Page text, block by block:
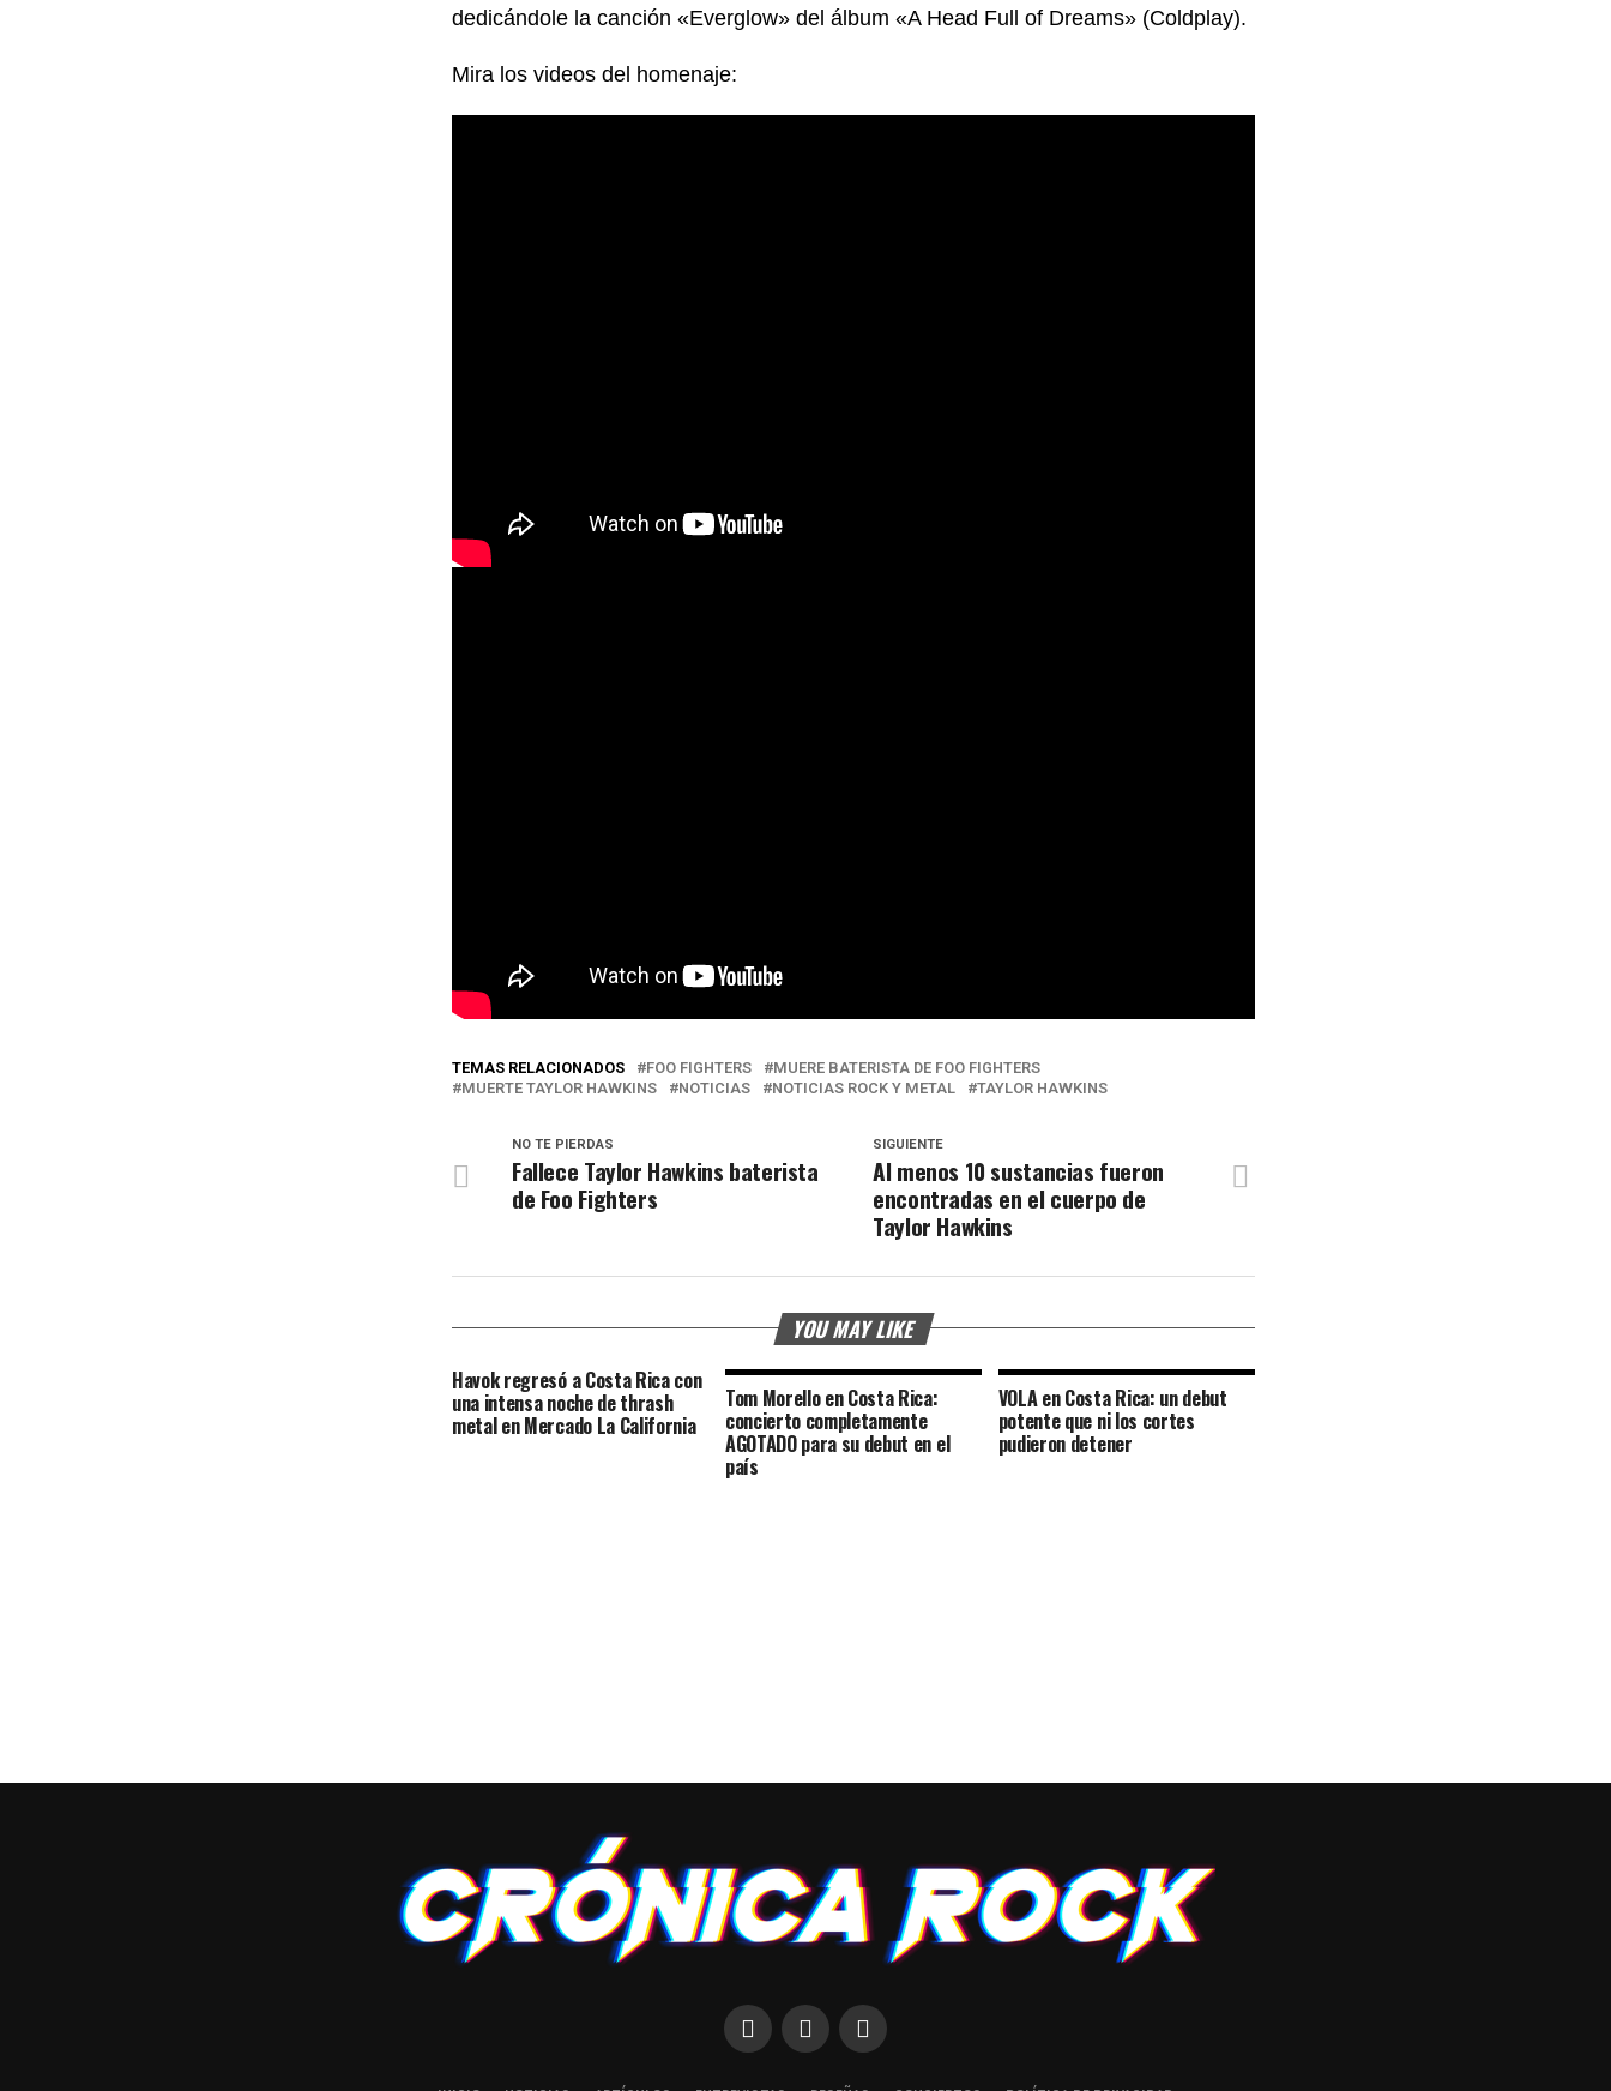
dedicándole la canción «Everglow» del álbum «A Head Full of Dreams» (Coldplay).
Mira los videos del homenaje:
TEMAS RELACIONADOS FOO FIGHTERS
MUERE BATERISTA DE FOO FIGHTERS
MUERTE TAYLOR HAWKINS
NOTICIAS NOTICIAS ROCK Y METAL TAYLOR HAWKINS
SIGUIENTE
Al menos 10 sustancias fueron
encontradas en el cuerpo de
Taylor Hawkins
NO TE PIERDAS
Fallece Taylor Hawkins baterista
de Foo Fighters
YOU MAY LIKE
Havok regresó a Costa Rica con
una intensa noche de thrash
metal en Mercado La California
Tom Morello en Costa Rica:
concierto completamente
AGOTADO para su debut en el
país
VOLA en Costa Rica: un debut
potente que ni los cortes
pudieron detener